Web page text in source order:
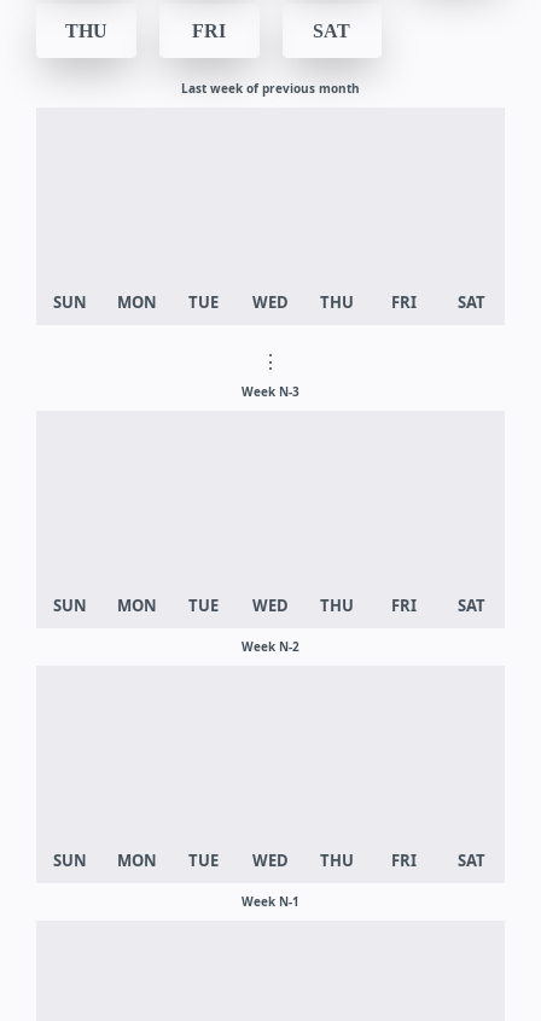
THU FRI SAT
Last week of previous month
⋮
Week N-3
Week N-2
Week N-1